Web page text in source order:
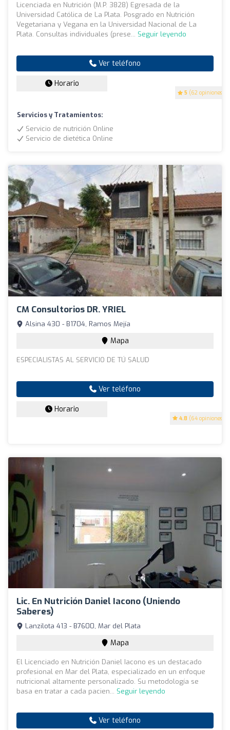
5 (62 opiniones)
Licenciada en Nutrición (M.P. 3828) Egresada de la
Universidad Católica de La Plata. Posgrado en Nutrición
Vegetariana y Vegana en la Universidad Nacional de La
Plata. Consultas individuales (prese... Seguir leyendo
Ver teléfono
Horario
Servicios y Tratamientos:
Servicio de nutrición Online
Servicio de dietética Online
CM Consultorios DR. YRIEL
4.8 (64 opiniones)
Alsina 430 - B1704, Ramos Mejía
Mapa
ESPECIALISTAS AL SERVICIO DE TÚ SALUD
Ver teléfono
Horario
Lic. En Nutrición Daniel Iacono (Uniendo
Saberes)
Lanzilota 413 - B7600, Mar del Plata
Mapa
El Licenciado en Nutrición Daniel Iacono es un destacado
profesional en Mar del Plata, especializado en un enfoque
nutricional altamente personalizado. Su metodología se
basa en tratar a cada pacien... Seguir leyendo
Ver teléfono